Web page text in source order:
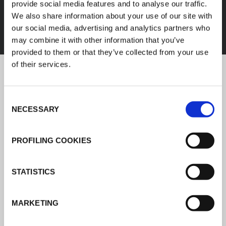
provide social media features and to analyse our traffic.
We also share information about your use of our site with
our social media, advertising and analytics partners who
may combine it with other information that you’ve
provided to them or that they’ve collected from your use
of their services.
Selection
NECESSARY
PROFILING COOKIES
STATISTICS
MARKETING
DESCOBRIR TODOS OS PRODUTOS
Notícias K-FLEX
desenvolvimento de produtos, o
mercado de isolamento e a forma como
a K-FLEX presta serviços a uma rede